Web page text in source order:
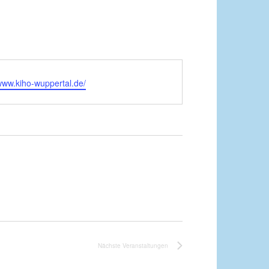
wuppertal.de/
Nächste Veranstaltungen